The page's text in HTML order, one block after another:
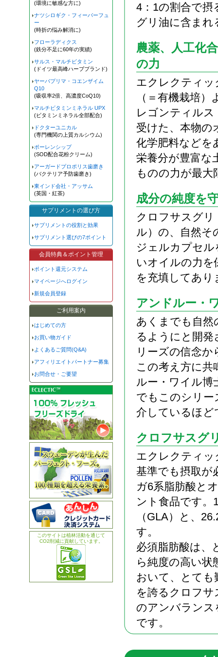
4：1の割合で
グリ油に含まれ
農薬、人工化
の力
エクレクティ
（＝有機栽培
レゴンティルス
受けた、本物の
化学肥料などを
栄養分が豊富な
ものの力が最
成分の純度を
クロフサスグ
ル）の、自然そ
ジェルカプセ
いオイルの力
を充填してあり
アンドルー・
あくまでも自然
るようにと開
リーズの信念
この考え方に共
ルー・ワイル博
でもこのシリ
介しているほど
クロフサスグ
エクレクティッ
基準でも摂取が
ガ6系脂肪酸と
ント食品です
（GLA）と、
す。
必須脂肪酸は、
ら純度の高い状
おいて、とても
を誇るクロフ
のアンバラン
です。
(環境に敏感な方に)
ナツシロギク・フィーバーフュ
ー
(時折の悩み解消に)
フローラディクス
(鉄分不足に60年の実績)
サルス・マルチビタミン
(ドイツ最高峰ハーブブランド)
ヤーバプリマ・コエンザイム
Q10
(吸収率2倍、高濃度CoQ10)
マルチビタミンミネラル UPX
(ビタミンミネラル全部配合)
ドクターユニカル
(専門機関の上質カルシウム)
ポーレンシップ
(SOD配合花粉クリーム)
アーガードプロポリス歯磨き
(バクテリア予防歯磨き)
東インド会社・アッサム
(英国・紅茶)
サプリメントの選び方
サプリメントの役割と効果
サプリメント選びの7ポイント
会員特典＆ポイント管理
ポイント還元システム
マイページへログイン
新規会員登録
ご利用案内
はじめての方
お買い物ガイド
よくあるご質問(Q&A)
アフィリエイトパートナー募集
お問合せ・ご要望
このサイトは植林活動を通じて
CO2削減に貢献しています。